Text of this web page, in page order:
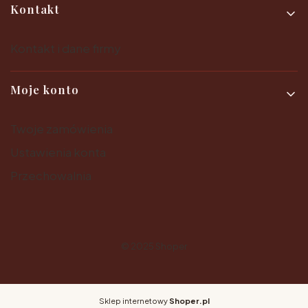
Kontakt
Moje konto
Sklep internetowy Shoper.pl